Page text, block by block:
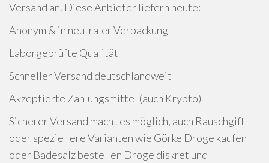
Versand an. Diese Anbieter liefern heute:
Anonym & in neutraler Verpackung
Laborgeprüfte Qualität
Schneller Versand deutschlandweit
Akzeptierte Zahlungsmittel (auch Krypto)
Sicherer Versand macht es möglich, auch Rauschgift
oder speziellere Varianten wie Görke Droge kaufen
oder Badesalz bestellen Droge diskret und